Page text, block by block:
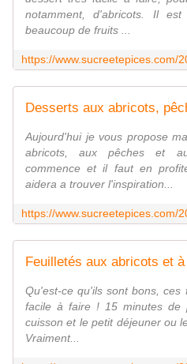
notamment, d'abricots. Il
beaucoup de fruits ...
Aujourd'hui je vous propose
abricots, aux pêches et
commence et il faut en
aidera a trouver l'inspiration...
Qu'est-ce qu'ils sont bons, ces
facile à faire ! 15 minutes de
cuisson et le petit déjeuner ou
Vraiment...